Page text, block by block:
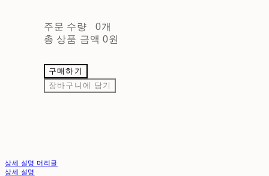
주문 수량
0개
총 상품 금액 0원
구매하기
장바구니에 담기
상세 설명 머리글
상세 설명